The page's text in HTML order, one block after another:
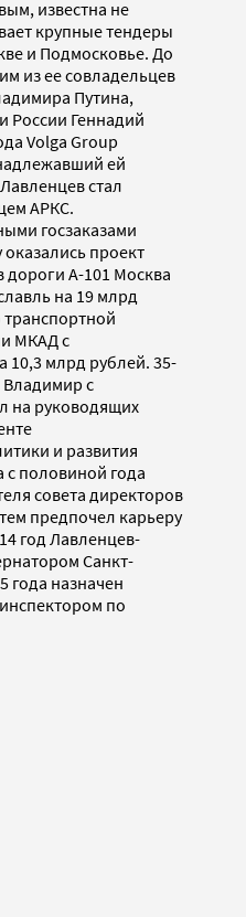
известна не
крупные тендеры
и Подмосковье. До
из ее совладельцев
Путина,
России Геннадий
Volga Group
ей
стал
АРКС.
госзаказами
проект
дороги А-101 Москва
на 19 млрд
транспортной
МКАД с
млрд рублей. 35-
с
на руководящих
и развития
с половиной года
совета директоров
предпочел карьеру
год Лавленцев-
Санкт-
года назначен
по